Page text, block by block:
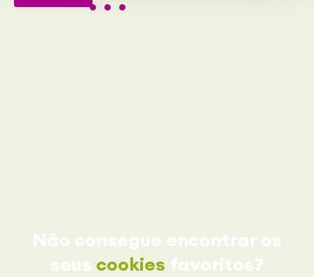
Não consegue encontrar os
seus cookies favoritos?